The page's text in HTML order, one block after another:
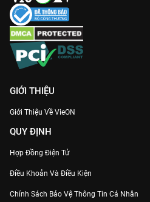
GIỚI THIỆU
Giới Thiệu Về VieON
QUY ĐỊNH
Hợp Đồng Điện Tử
Điều Khoản Và Điều Kiện
Chính Sách Bảo Vệ Thông Tin Cá Nhân